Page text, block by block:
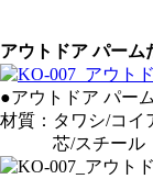
アウトドア パーム
●アウトドア パー
材質：タワシ/コイ
芯/スチール